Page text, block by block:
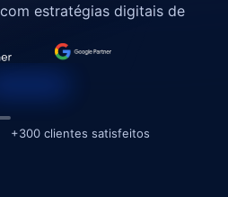
+300 clientes satisfeitos
estratégias digitais de